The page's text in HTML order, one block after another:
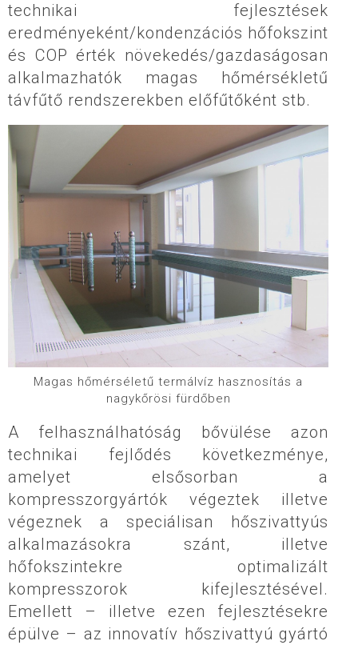
technikai fejlesztések
eredményeként/kondenzációs hőfokszint
és COP érték növekedés/gazdaságosan
alkalmazhatók magas hőmérsékletű
távfűtő rendszerekben előfűtőként stb.
Magas hőmérséletű termálvíz hasznosítás a
nagykőrösi fürdőben
A felhasználhatóság bővülése azon
technikai fejlődés következménye,
amelyet elsősorban a
kompresszorgyártók végeztek illetve
végeznek a speciálisan hőszivattyús
alkalmazásokra szánt, illetve
hőfokszintekre optimalizált
kompresszorok kifejlesztésével.
Emellett – illetve ezen fejlesztésekre
épülve – az innovatív hőszivattyú gyártó